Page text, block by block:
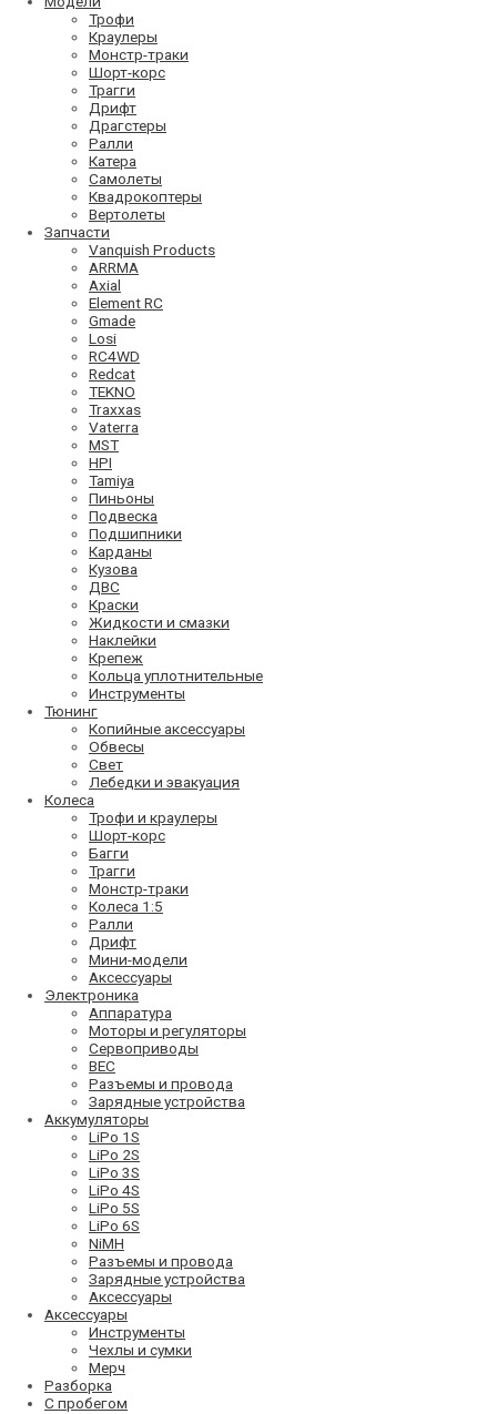
Трофи
Краулеры
Монстр-траки
Шорт-корс
Трагги
Дрифт
Драгстеры
Ралли
Катера
Самолеты
Квадрокоптеры
Вертолеты
Запчасти
Vanquish Products
ARRMA
Axial
Element RC
Gmade
Losi
RC4WD
Redcat
TEKNO
Traxxas
Vaterra
MST
HPI
Tamiya
Пиньоны
Подвеска
Подшипники
Карданы
Кузова
ДВС
Краски
Жидкости и смазки
Наклейки
Крепеж
Кольца уплотнительные
Инструменты
Тюнинг
Копийные аксессуары
Обвесы
Свет
Лебедки и эвакуация
Колеса
Трофи и краулеры
Шорт-корс
Багги
Трагги
Монстр-траки
Колеса 1:5
Ралли
Дрифт
Мини-модели
Аксессуары
Электроника
Аппаратура
Моторы и регуляторы
Сервоприводы
BEC
Разъемы и провода
Зарядные устройства
Аккумуляторы
LiPo 1S
LiPo 2S
LiPo 3S
LiPo 4S
LiPo 5S
LiPo 6S
NiMH
Разъемы и провода
Зарядные устройства
Аксессуары
Аксессуары
Инструменты
Чехлы и сумки
Мерч
Разборка
С пробегом